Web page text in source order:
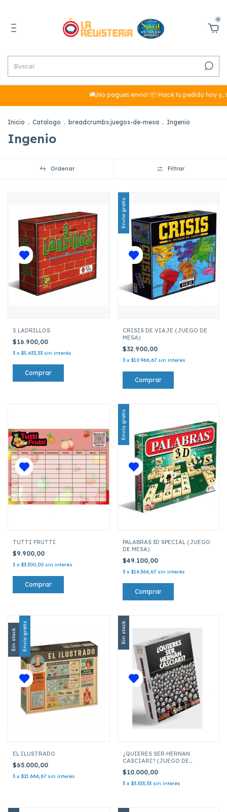
0
🚚¡No pagues envío! 📦 Hacé tu pedido hoy y,
Inicio . Catalogo . breadcrumbs.juegos-de-mesa . Ingenio
Ingenio
Ordenar Filtrar
5 LADRILLOS
$16.900,00
3 x $5.633,33 sin interés
Envío gratis
CRISIS DE VIAJE (JUEGO DE
MESA)
$32.900,00
3 x $10.966,67 sin interés
TUTTI FRUTTI
$9.900,00
3 x $3.300,00 sin interés
Envío gratis
PALABRAS 3D SPECIAL (JUEGO
DE MESA)
$49.100,00
3 x $16.366,67 sin interés
Sin stock Envío gratis
EL ILUSTRADO
$65.000,00
3 x $21.666,67 sin interés
Sin stock
¿QUIERES SER HERNAN
CASCIARI? (JUEGO DE
$10.000,00
3 x $3.333,33 sin interés